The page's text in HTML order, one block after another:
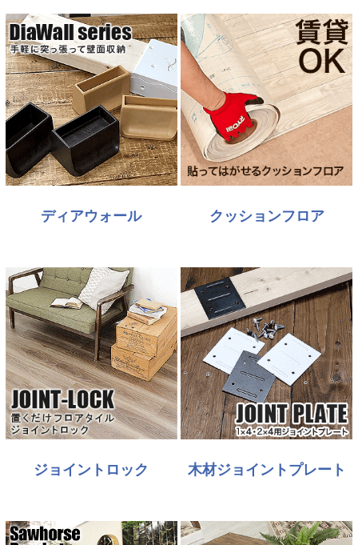
ディアウォール クッションフロア
ジョイントロック 木材ジョイントプレート